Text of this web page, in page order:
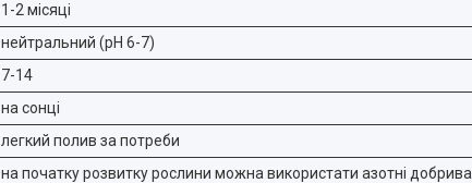
1-2 місяці
нейтральний (pH 6-7)
7-14
на сонці
легкий полив за потреби
на початку розвитку рослини можна використати азотні добрива